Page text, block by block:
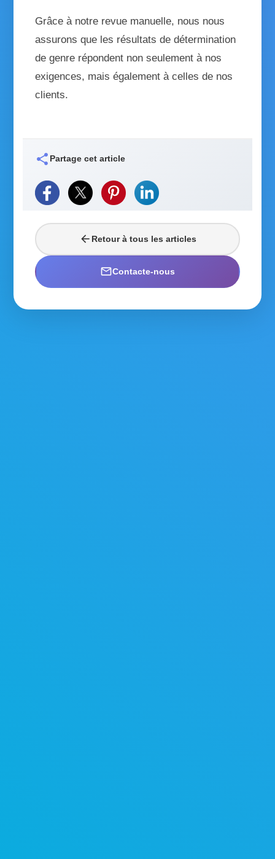
Grâce à notre revue manuelle, nous nous
assurons que les résultats dedétermination
de genre répondent non seulement à nos
exigences, mais également à celles de nos
clients.
share Partage cet article
arrow_back Retour à tous les articles
mail_outlineContacte-nous